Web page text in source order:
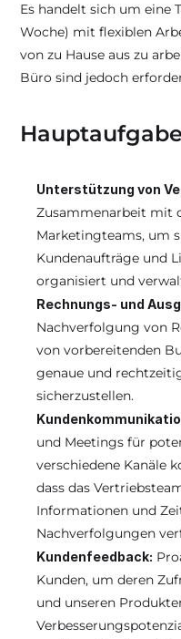
Es handelt sich um eine
Woche) mit flexiblen
von zu Hause aus zu
Büro sind jedoch
Unterstützung von
Zusammenarbeit mit
Marketingteams, um
Kundenaufträge und
organisiert und
Nachverfolgung von
von vorbereitenden
genaue und
sicherzustellen.
und Meetings für
verschiedene Kanäle
dass das
Informationen und
Nachverfolgungen
Kundenfeedback:
Kunden, um deren
und unseren